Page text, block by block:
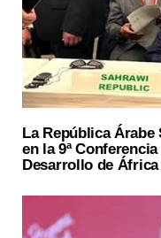
La República
en la 9ª
Desarrollo de África